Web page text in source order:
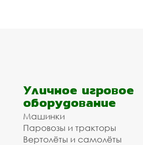
Уличное игровое
оборудование
Машинки
Паровозы и тракторы
Вертолёты и самолёты